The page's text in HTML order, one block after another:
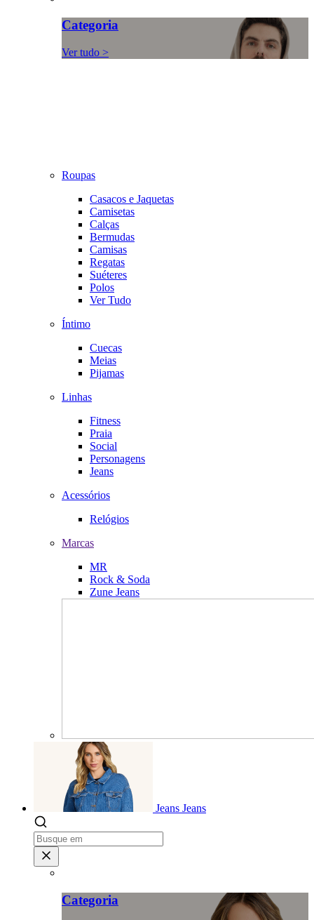
Categoria
Ver tudo >
Roupas
Casacos e Jaquetas
Camisetas
Calças
Bermudas
Camisas
Regatas
Suéteres
Polos
Ver Tudo
Íntimo
Cuecas
Meias
Pijamas
Linhas
Fitness
Praia
Social
Personagens
Jeans
Acessórios
Relógios
Marcas
MR
Rock & Soda
Zune Jeans
Jeans Jeans
Categoria